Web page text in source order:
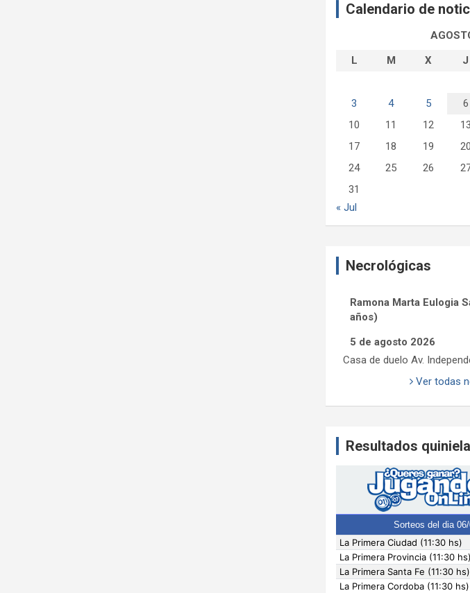
Calendario de
L
M X J
3
4 5 6
10
11 12 13
17
18 19 20
24
25 26
31
« Jul
Necrológicas
Ramona Marta Eulogia
años)
5 de agosto 2026
Casa de duelo Av.
Ver todas
Resultados